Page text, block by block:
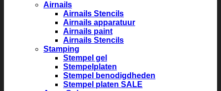
Airnails
Airnails Stencils
Airnails apparatuur
Airnails paint
Airnails Stencils
Stamping
Stempel gel
Stempelplaten
Stempel benodigdheden
Stempel platen SALE